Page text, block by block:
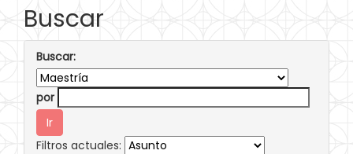
Buscar
Buscar:
por
Filtros actuales: